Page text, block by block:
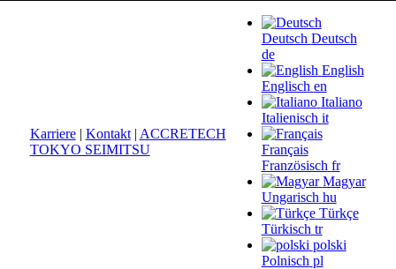
Deutsch Deutsch
de
English
Englisch en
Italiano
Italienisch it
Français
Französisch fr
Magyar
Ungarisch hu
Türkçe
Türkisch tr
polski
Polnisch pl
Karriere| Kontakt| ACCRETECH
TOKYO SEIMITSU